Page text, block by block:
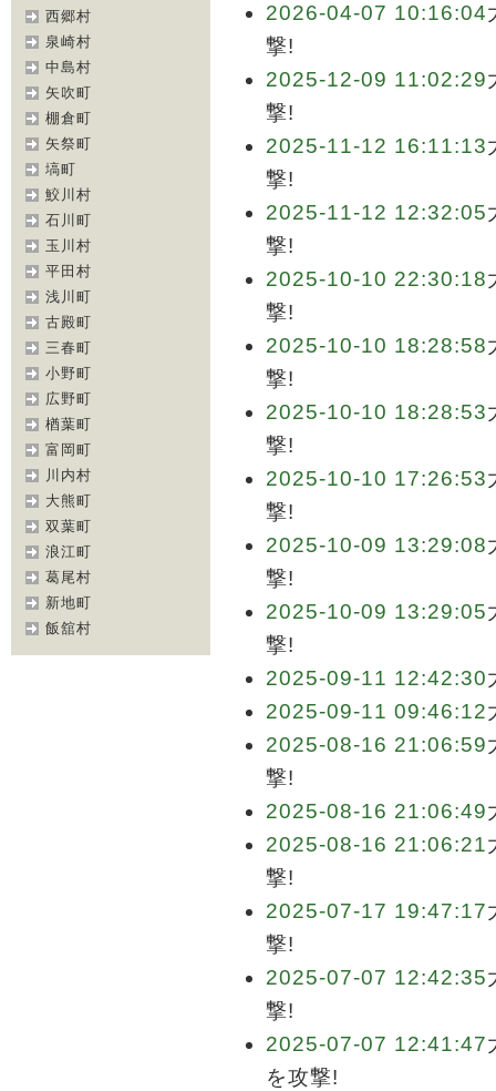
西郷村
泉崎村
中島村
矢吹町
棚倉町
矢祭町
塙町
鮫川村
石川町
玉川村
平田村
浅川町
古殿町
三春町
小野町
広野町
楢葉町
富岡町
川内村
大熊町
双葉町
浪江町
葛尾村
新地町
飯舘村
2026-04-07 10:16:04
撃!
2025-12-09 11:02:29
撃!
2025-11-12 16:11:13
撃!
2025-11-12 12:32:05
撃!
2025-10-10 22:30:18
撃!
2025-10-10 18:28:58
撃!
2025-10-10 18:28:53
撃!
2025-10-10 17:26:53
撃!
2025-10-09 13:29:08
撃!
2025-10-09 13:29:05
撃!
2025-09-11 12:42:30
2025-09-11 09:46:12
2025-08-16 21:06:59
撃!
2025-08-16 21:06:49
2025-08-16 21:06:21
撃!
2025-07-17 19:47:17
撃!
2025-07-07 12:42:35
撃!
2025-07-07 12:41:47
を攻撃!